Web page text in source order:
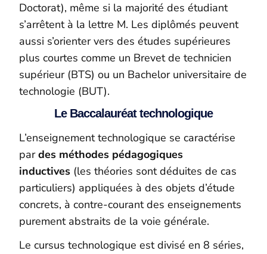
Doctorat), même si la majorité des étudiant
s’arrêtent à la lettre M. Les diplômés peuvent
aussi s’orienter vers des études supérieures
plus courtes comme un Brevet de technicien
supérieur (BTS) ou un Bachelor universitaire de
technologie (BUT).
Le Baccalauréat technologique
L’enseignement technologique se caractérise
pardes méthodes pédagogiques
inductives (les théories sont déduites de cas
particuliers) appliquées à des objets d’étude
concrets, à contre-courant des enseignements
purement abstraits de la voie générale.
Le cursus technologique est divisé en 8 séries,